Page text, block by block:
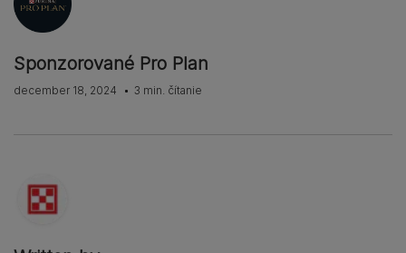
Sponzorované Pro Plan
december 18, 2024 3 min. čítanie